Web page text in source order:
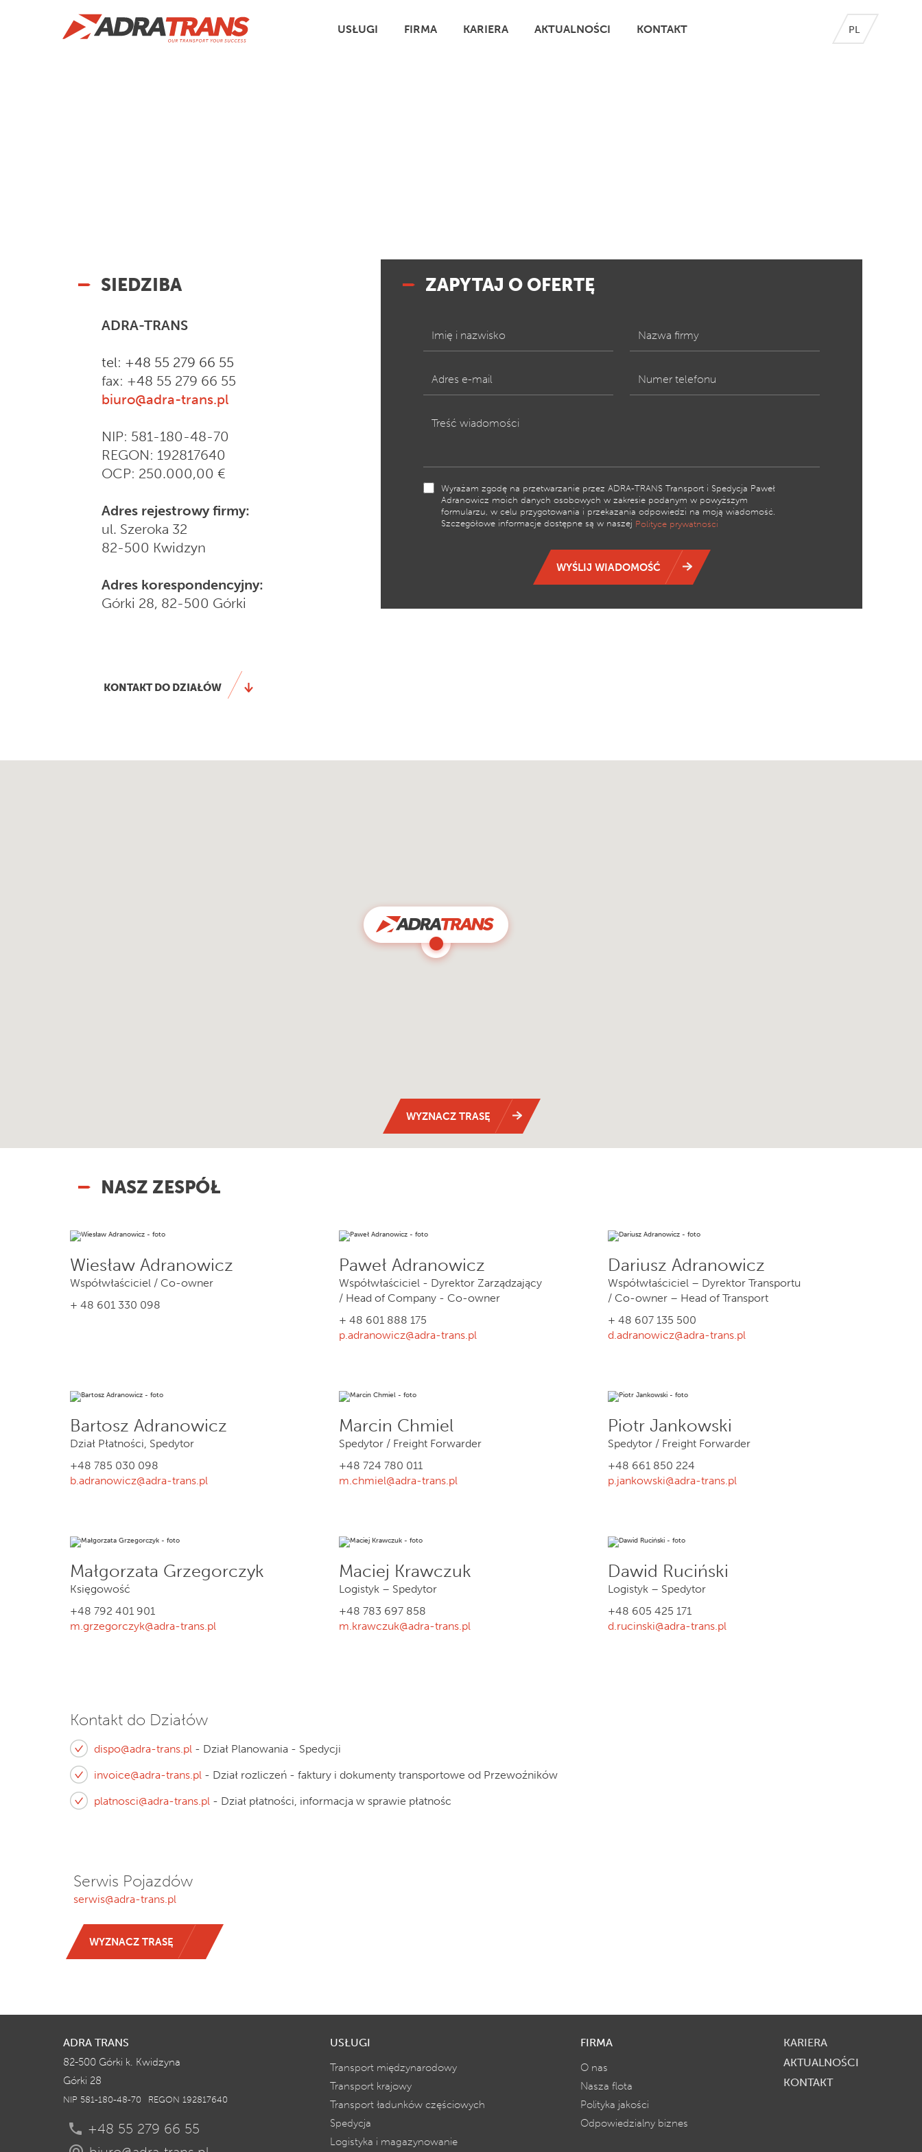
USŁUGI FIRMA KARIERA AKTUALNOŚCI KONTAKT PL
SIEDZIBA
ADRA-TRANS
tel: +48 55 279 66 55
fax: +48 55 279 66 55
biuro@adra-trans.pl
NIP: 581-180-48-70
REGON: 192817640
OCP: 250.000,00 €
Adres rejestrowy firmy:
ul. Szeroka 32
82-500 Kwidzyn
Adres korespondencyjny:
Górki 28, 82-500 Górki
KONTAKT DO DZIAŁÓW
ZAPYTAJ O OFERTĘ
Imię i nazwisko Nazwa firmy
Adres e-mail Numer telefonu
Treść wiadomości
Wyrażam zgodę na przetwarzanie przez ADRA-TRANS Transport i Spedycja Paweł
Adranowicz moich danych osobowych w zakresie podanym w powyższym
formularzu, w celu przygotowania i przekazania odpowiedzi na moją wiadomość.
Szczegółowe informacje dostępne są w naszej Polityce prywatności
WYŚLIJ WIADOMOŚĆ
WYZNACZ TRASĘ
NASZ ZESPÓŁ
Wiesław Adranowicz
Współwłaściciel / Co-owner
+ 48 601 330 098
Paweł Adranowicz
Współwłaściciel - Dyrektor Zarządzający
/ Head of Company - Co-owner
+ 48 601 888 175
p.adranowicz@adra-trans.pl
Dariusz Adranowicz
Współwłaściciel – Dyrektor Transportu
/ Co-owner – Head of Transport
+ 48 607 135 500
d.adranowicz@adra-trans.pl
Bartosz Adranowicz
Dział Płatności, Spedytor
+48 785 030 098
b.adranowicz@adra-trans.pl
Marcin Chmiel
Spedytor / Freight Forwarder
+48 724 780 011
m.chmiel@adra-trans.pl
Piotr Jankowski
Spedytor / Freight Forwarder
+48 661 850 224
p.jankowski@adra-trans.pl
Małgorzata Grzegorczyk
Księgowość
+48 792 401 901
m.grzegorczyk@adra-trans.pl
Maciej Krawczuk
Logistyk – Spedytor
+48 783 697 858
m.krawczuk@adra-trans.pl
Dawid Ruciński
Logistyk – Spedytor
+48 605 425 171
d.rucinski@adra-trans.pl
Kontakt do Działów
dispo@adra-trans.pl - Dział Planowania - Spedycji
invoice@adra-trans.pl - Dział rozliczeń - faktury i dokumenty transportowe od Przewoźników
platnosci@adra-trans.pl - Dział płatności, informacja w sprawie płatnośc
Serwis Pojazdów
serwis@adra-trans.pl
WYZNACZ TRASĘ
ADRA TRANS
82-500 Górki k. Kwidzyna
Górki 28
NIP 581-180-48-70 REGON 192817640
+48 55 279 66 55
USŁUGI
Transport międzynarodowy
Transport krajowy
Transport ładunków częściowych
Spedycja
Logistyka i magazynowanie
FIRMA
O nas
Nasza flota
Polityka jakości
Odpowiedzialny biznes
KARIERA
AKTUALNOŚCI
KONTAKT